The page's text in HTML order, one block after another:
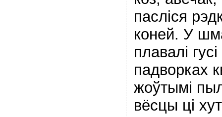
паслiся
коней. У
плавалi
падворках
жоўтымi
вёсцы цi